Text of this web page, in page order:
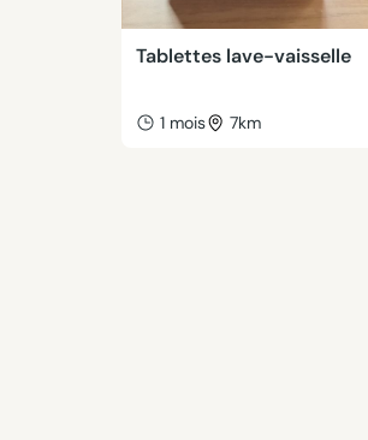
Tablettes lave-vaisselle
1 mois 7km